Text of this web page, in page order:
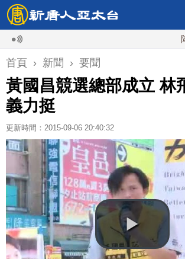
降低對
首頁 › 新聞 › 要聞
黃國昌競選總部成立 林
義力挺
更新時間：2015-09-06 20:40:32